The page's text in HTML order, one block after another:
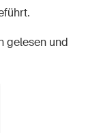
gelesen und